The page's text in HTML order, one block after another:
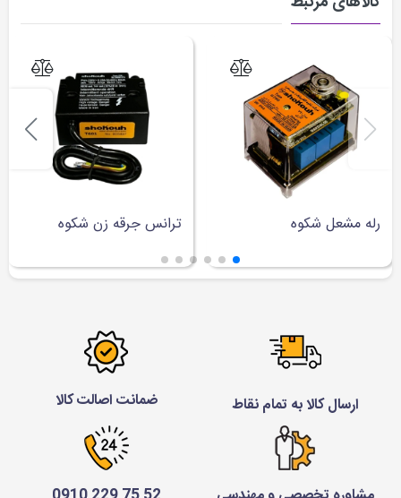
رله مشعل شکوه ترانس جرقه زن شکوه
ارسال کالا به تمام نقاط ضمانت اصالت کالا